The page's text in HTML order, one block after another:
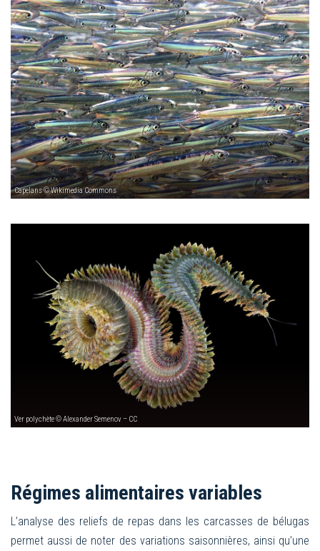
Capelans © Wikimedia Commons
Ver polychète © Alexander Semenov – CC
Régimes alimentaires variables
L’analyse des reliefs de repas dans les carcasses de bélugas
permet aussi de noter des variations saisonnières, ainsi qu’une